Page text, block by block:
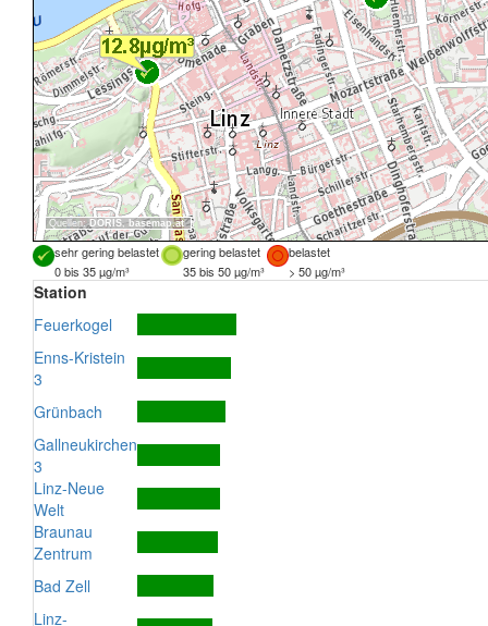
Quellen:DORIS, basemap.at
sehr gering belastet gering belastet
belastet
0 bis 35 µg/m³
35 bis 50 µg/m³ > 50 µg/m³
Station
Feuerkogel
Enns-Kristein
3
Grünbach
Gallneukirchen
3
Linz-Neue
Welt
Braunau
Zentrum
Bad Zell
Linz-